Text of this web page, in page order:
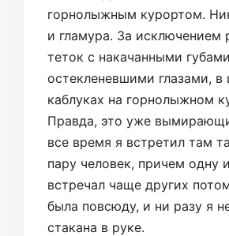
горнолыжным курортом.
и гламура. За исключением
теток с накачанными
остекленевшими глазами, в
каблуках на горнолыжном
Правда, это уже
все время я встретил там
пару человек, причем одну
встречал чаще других
была повсюду, и ни разу я
стакана в руке.